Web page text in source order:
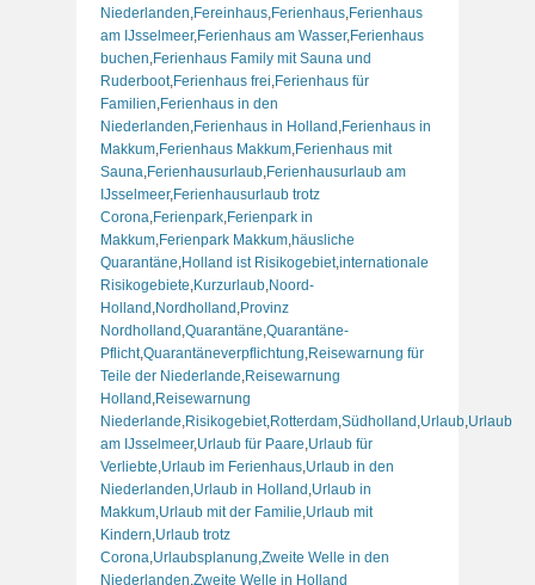
Niederlanden,Fereinhaus,Ferienhaus,Ferienhaus
am IJsselmeer,Ferienhaus am Wasser,Ferienhaus
buchen,Ferienhaus Family mit Sauna und
Ruderboot,Ferienhaus frei,Ferienhaus für
Familien,Ferienhaus in den
Niederlanden,Ferienhaus in Holland ,Ferienhaus in
Makkum,Ferienhaus Makkum,Ferienhaus mit
Sauna,Ferienhausurlaub,Ferienhausurlaub am
IJsselmeer,Ferienhausurlaub trotz
Corona,Ferienpark,Ferienpark in
Makkum,Ferienpark Makkum,häusliche
Quarantäne,Holland ist Risikogebiet,internationale
Risikogebiete,Kurzurlaub,Noord-
Holland ,Nordholland ,Provinz
Nordholland ,Quarantäne,Quarantäne-
Pflicht,Quarantäneverpflichtung,Reisewarnung für
Teile der Niederlande,Reisewarnung
Holland ,Reisewarnung
Niederlande,Risikogebiet,Rotterdam,Südholland ,Urlaub,Urlaub
am IJsselmeer,Urlaub für Paare,Urlaub für
Verliebte,Urlaub im Ferienhaus,Urlaub in den
Niederlanden,Urlaub in Holland ,Urlaub in
Makkum,Urlaub mit der Familie,Urlaub mit
Kindern,Urlaub trotz
Corona,Urlaubsplanung,Zweite Welle in den
Niederlanden,Zweite Welle in Holland